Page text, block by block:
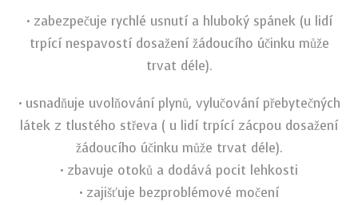
• zabezpečuje rychlé usnutí a hluboký spánek (u lidí
trpící nespavostí dosažení žádoucího účinku může
trvat déle).
• usnadňuje uvolňování plynů, vylučování přebytečných
látek z tlustého střeva ( u lidí trpící zácpou dosažení
žádoucího účinku může trvat déle).
• zbavuje otoků a dodává pocit lehkosti
• zajišťuje bezproblémové močení